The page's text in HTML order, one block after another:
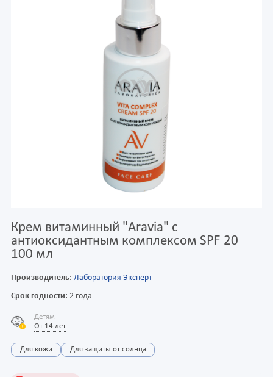
Крем витаминный "Aravia" с
антиоксидантным комплексом SPF 20
100 мл
Производитель: Лаборатория Эксперт
Срок годности: 2 года
Детям
От 14 лет
Для кожи Для защиты от солнца